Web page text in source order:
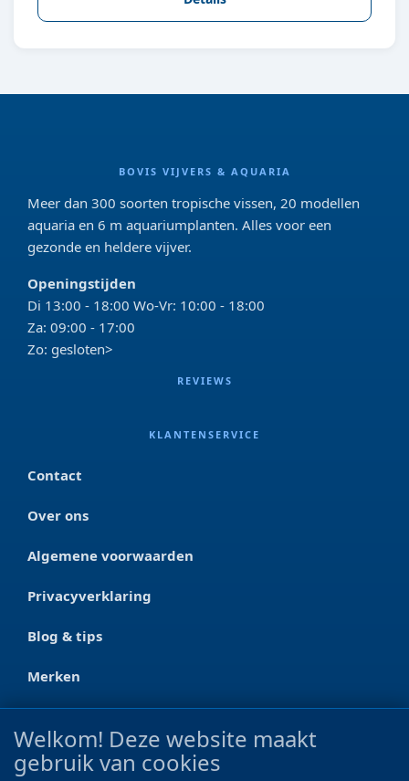
BOVIS VIJVERS & AQUARIA
Meer dan 300 soorten tropische vissen, 20 modellen
aquaria en 6 m aquariumplanten. Alles voor een
gezonde en heldere vijver.
Openingstijden
Di 13:00 - 18:00 Wo-Vr: 10:00 - 18:00
Za: 09:00 - 17:00
Zo: gesloten>
REVIEWS
KLANTENSERVICE
Contact
Over ons
Algemene voorwaarden
Privacyverklaring
Blog & tips
Merken
CONTACT
Ootmarsumseweg 125a
Welkom! Deze website maakt
gebruik van cookies